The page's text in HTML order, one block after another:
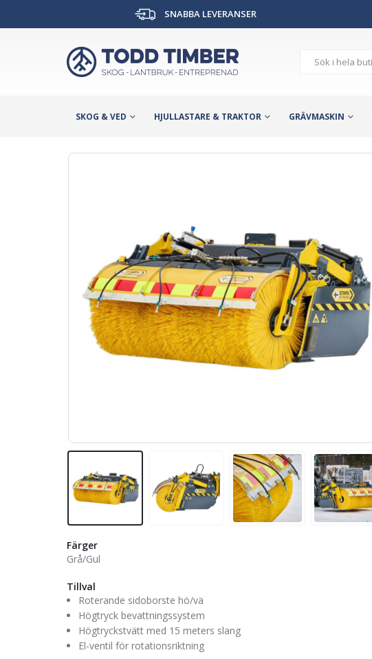
SNABBA LEVERANSER
SKOG & VED HJULLASTARE & TRAKTOR GRÄVMASKIN
Färger
Grå/Gul
Tillval
Roterande sidoborste hö/vä
Högtryck bevattningssystem
Högtryckstvätt med 15 meters slang
El-ventil för rotationsriktning